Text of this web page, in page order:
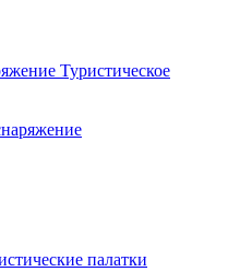
Туристическое
палатки